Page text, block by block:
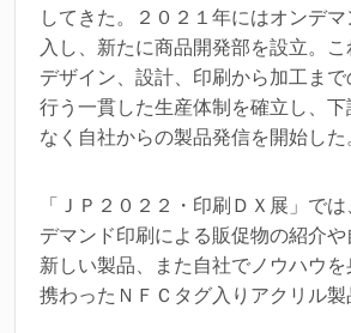
してきた。２０２１年にはオンデ
入し、新たに商品開発部を設立。こ
デザイン、設計、印刷から加工ま
行う一貫した生産体制を確立し、
なく自社からの製品発信を開始した
「ＪＰ２０２２・印刷ＤＸ展」で
デマンド印刷による販促物の紹介
新しい製品、また自社でノウハウ
携わったＮＦＣタグ入りアクリル製